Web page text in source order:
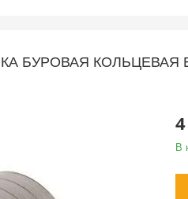
БУРОВАЯ КОЛЬЦЕВАЯ
В